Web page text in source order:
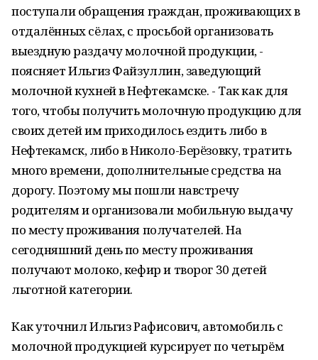
поступали обращения граждан, проживающих в
отдалённых сёлах, с просьбой организовать
выездную раздачу молочной продукции, -
поясняет Ильгиз Файзуллин, заведующий
молочной кухней в Нефтекамске. - Так как для
того, чтобы получить молочную продукцию для
своих детей им приходилось ездить либо в
Нефтекамск, либо в Николо-Берёзовку, тратить
много времени, дополнительные средства на
дорогу. Поэтому мы пошли навстречу
родителям и организовали мобильную выдачу
по месту проживания получателей. На
сегодняшний день по месту проживания
получают молоко, кефир и творог 30 детей
льготной категории.
Как уточнил Ильгиз Рафисович, автомобиль с
молочной продукцией курсирует по четырём